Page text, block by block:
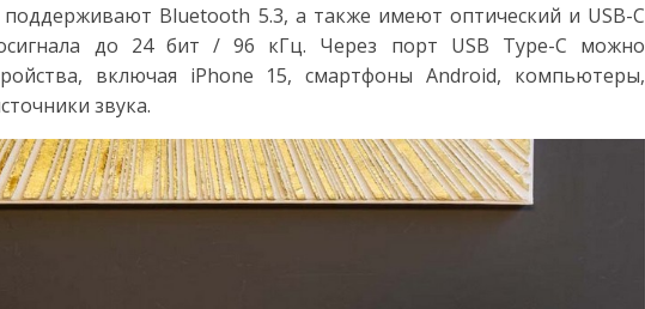
Bluetooth 5.3, а также имеют оптический и USB-C
до 24 бит / 96 кГц. Через порт USB Type-C можно
включая iPhone 15, смартфоны Android, компьютеры,
звука.